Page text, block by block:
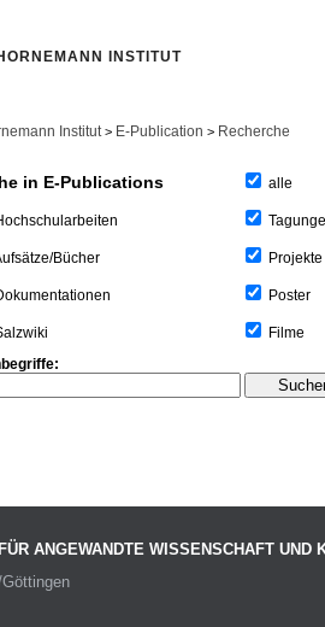
INSTITUT
Institut > E-Publication > Recherche
in E-Publications
Bücher
alle
Projekte
Poster
Filme
ANGEWANDTE WISSENSCHAFT UND